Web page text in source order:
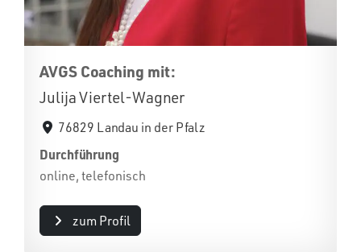
AVGS Coaching mit:
Julija Viertel-Wagner
76829 Landau in der Pfalz
Durchführung
online, telefonisch
zum Profil